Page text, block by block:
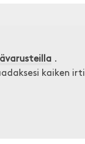
.
kaiken irti